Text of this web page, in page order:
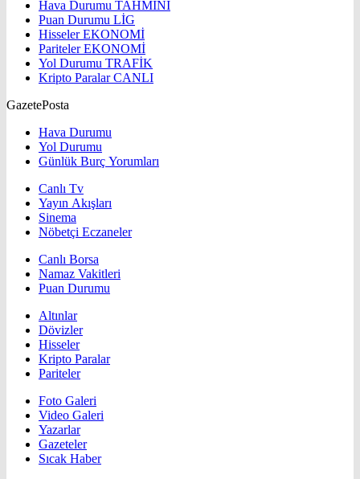
Hava Durumu TAHMİNİ
Puan Durumu LİG
HisselerEKONOMİ
ParitelerEKONOMİ
Yol Durumu TRAFİK
Kripto ParalarCANLI
GazetePosta
Hava Durumu
Yol Durumu
Günlük Burç Yorumları
Canlı Tv
Yayın Akışları
Sinema
Nöbetçi Eczaneler
Canlı Borsa
Namaz Vakitleri
Puan Durumu
Altınlar
Dövizler
Hisseler
Kripto Paralar
Pariteler
Foto Galeri
Video Galeri
Yazarlar
Gazeteler
Sıcak Haber